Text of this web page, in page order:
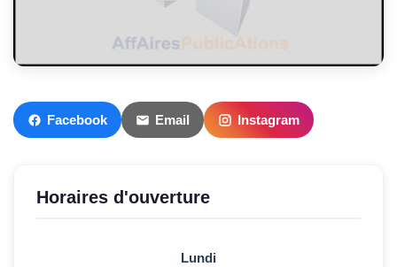
Facebook Email Instagram
Horaires d'ouverture
Lundi